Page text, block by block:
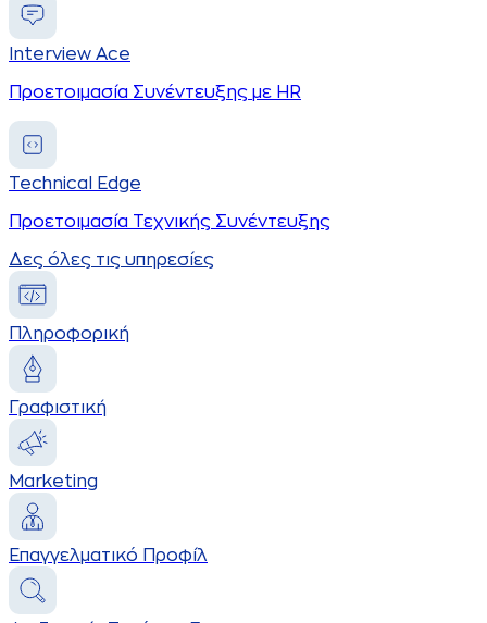
Interview Ace
Προετοιμασία Συνέντευξης με HR
Technical Edge
Προετοιμασία Τεχνικής Συνέντευξης
Δες όλες τις υπηρεσίες
Πληροφορική
Γραφιστική
Marketing
Επαγγελματικό Προφίλ